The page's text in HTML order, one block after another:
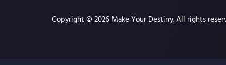
Copyright © 2026 Make Your Destiny. All rights